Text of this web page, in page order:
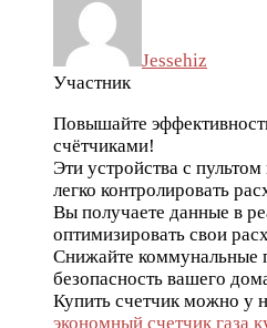
Jessehiz
Участник
Повышайте
счётчиками!
Эти устройства с
легко контролировать
Вы получаете данные в
оптимизировать свои
Снижайте коммунальные
безопасность вашего
Купить счетчик можно у
экономный счетчик газа